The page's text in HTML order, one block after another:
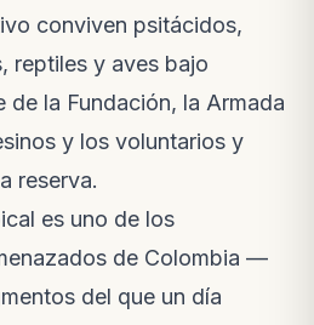
conviven psitácidos,
reptiles y aves bajo
de la Fundación, la Armada
y los voluntarios y
reserva.
es uno de los
de Colombia —
del que un día